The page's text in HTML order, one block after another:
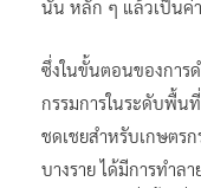
นั้น หลัก ๆ แล้วเป็นค่
ซึ่งในขั้นตอนของการ
กรรมการในระดับพื้น
ชดเชยสำหรับเกษตร
บางราย ได้มีการทำล